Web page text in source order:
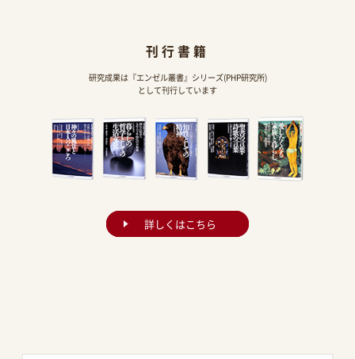
刊行書籍
研究成果は『エンゼル叢書』シリーズ(PHP研究所)
として刊行しています
詳しくはこちら